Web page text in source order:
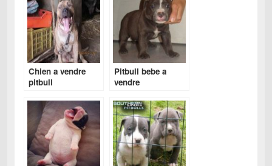
Chien a vendre
pitbull
Pitbull bebe a
vendre